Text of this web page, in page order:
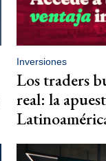
Inversiones
Los traders
real: la